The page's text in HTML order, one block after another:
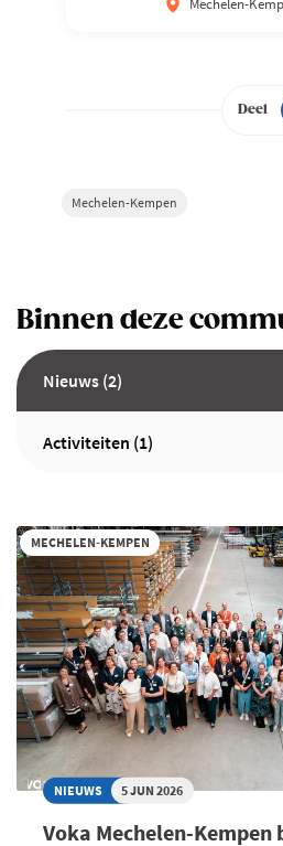
Mechelen-
Deel
Mechelen-Kempen
Binnen deze
Nieuws (2)
Activiteiten (1)
MECHELEN-KEMPEN
NIEUWS 5 JUN 2026
Voka Mechelen-Kempen